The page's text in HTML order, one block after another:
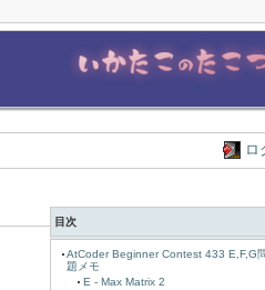
ロ
目次
AtCoder Beginner Contest 433 E,F,G
題メモ
E - Max Matrix 2